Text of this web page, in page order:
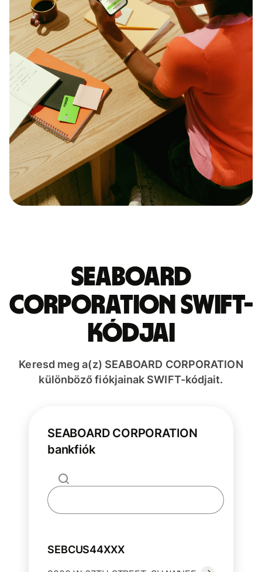
SEABOARD
CORPORATION SWIFT-
kódjai
Keresd meg a(z) SEABOARD CORPORATION
különböző fiókjainak SWIFT-kódjait.
SEABOARD CORPORATION
bankfiók
SEBCUS44XXX